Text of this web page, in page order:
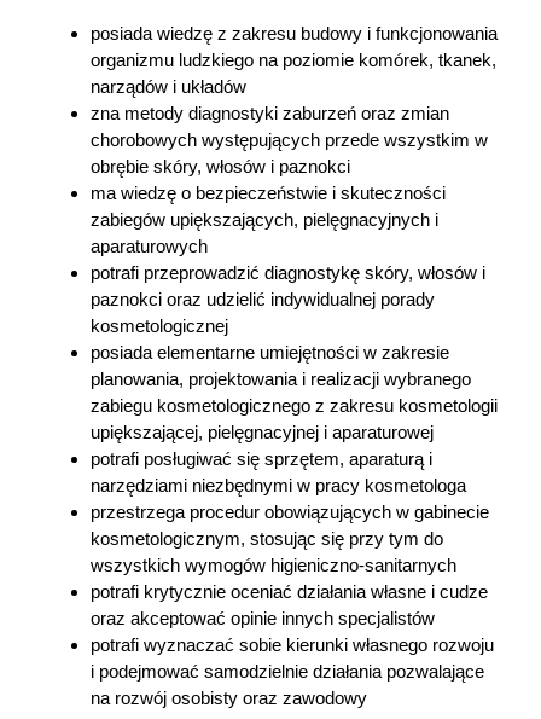
posiada wiedzę z zakresu budowy i funkcjonowania
organizmu ludzkiego na poziomie komórek, tkanek,
narządów i układów
zna metody diagnostyki zaburzeń oraz zmian
chorobowych występujących przede wszystkim w
obrębie skóry, włosów i paznokci
ma wiedzę o bezpieczeństwie i skuteczności
zabiegów upiększających, pielęgnacyjnych i
aparaturowych
potrafi przeprowadzić diagnostykę skóry, włosów i
paznokci oraz udzielić indywidualnej porady
kosmetologicznej
posiada elementarne umiejętności w zakresie
planowania, projektowania i realizacji wybranego
zabiegu kosmetologicznego z zakresu kosmetologii
upiększającej, pielęgnacyjnej i aparaturowej
potrafi posługiwać się sprzętem, aparaturą i
narzędziami niezbędnymi w pracy kosmetologa
przestrzega procedur obowiązujących w gabinecie
kosmetologicznym, stosując się przy tym do
wszystkich wymogów higieniczno-sanitarnych
potrafi krytycznie oceniać działania własne i cudze
oraz akceptować opinie innych specjalistów
potrafi wyznaczać sobie kierunki własnego rozwoju
i podejmować samodzielnie działania pozwalające
na rozwój osobisty oraz zawodowy